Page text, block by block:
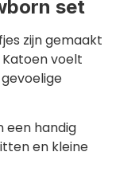
set
zijn gemaakt
Katoen voelt
een handig
en kleine